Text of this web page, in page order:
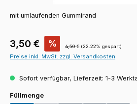
mit umlaufenden Gummirand
Verkaufspreis:
3,50 € % Regulärer Preis:
4,50 € (22.22% gespart)
Preise inkl. MwSt. zzgl. Versandkosten
Sofort verfügbar, Lieferzeit: 1-3
Füllmengeauswählen